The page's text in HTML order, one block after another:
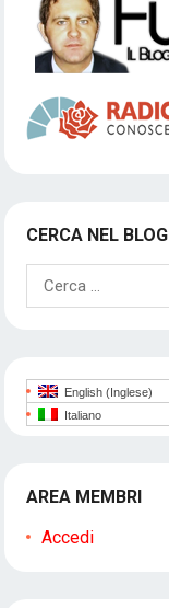
CERCA NEL BLOG
Ricerca
per:
English (Inglese)
Italiano
AREA MEMBRI
Accedi